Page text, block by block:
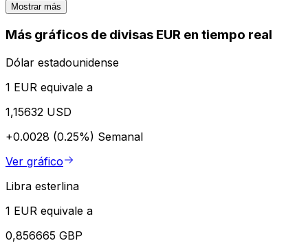
Mostrar más
Más gráficos de divisas EUR en tiempo real
Dólar estadounidense
1 EUR equivale a
1,15632 USD
+0.0028 (0.25%) Semanal
Ver gráfico
Libra esterlina
1 EUR equivale a
0,856665 GBP